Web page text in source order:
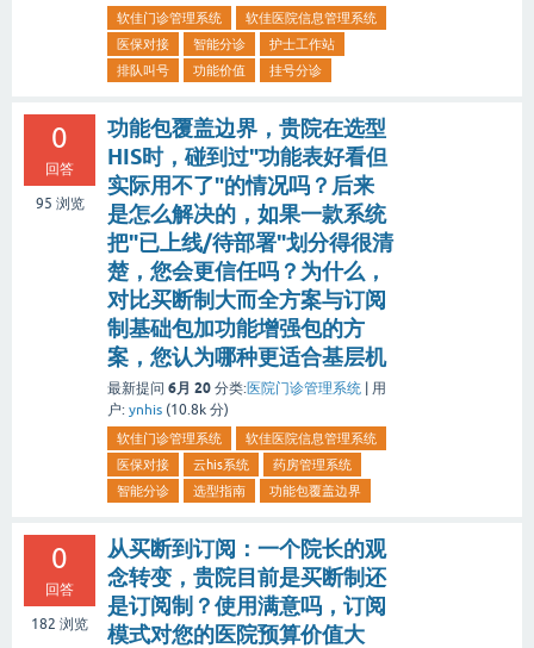
软佳门诊管理系统
软佳医院信息管理系统
医保对接
智能分诊
护士工作站
排队叫号
功能价值 挂号分诊
0
回答
95 浏览
功能包覆盖边界，贵院在选型
HIS时，碰到过"功能表好看但
实际用不了"的情况吗？后来
是怎么解决的，如果一款系统
把"已上线/待部署"划分得很清
楚，您会更信任吗？为什么，
对比买断制大而全方案与订阅
制基础包加功能增强包的方
案，您认为哪种更适合基层机
最新提问 6月 20 分类:医院门诊管理系统 | 用
户: ynhis (10.8k 分)
软佳门诊管理系统
软佳医院信息管理系统
医保对接
云his系统
药房管理系统
智能分诊
选型指南 功能包覆盖边界
0
回答
182 浏览
从买断到订阅：一个院长的观
念转变，贵院目前是买断制还
是订阅制？使用满意吗，订阅
模式对您的医院预算价值大